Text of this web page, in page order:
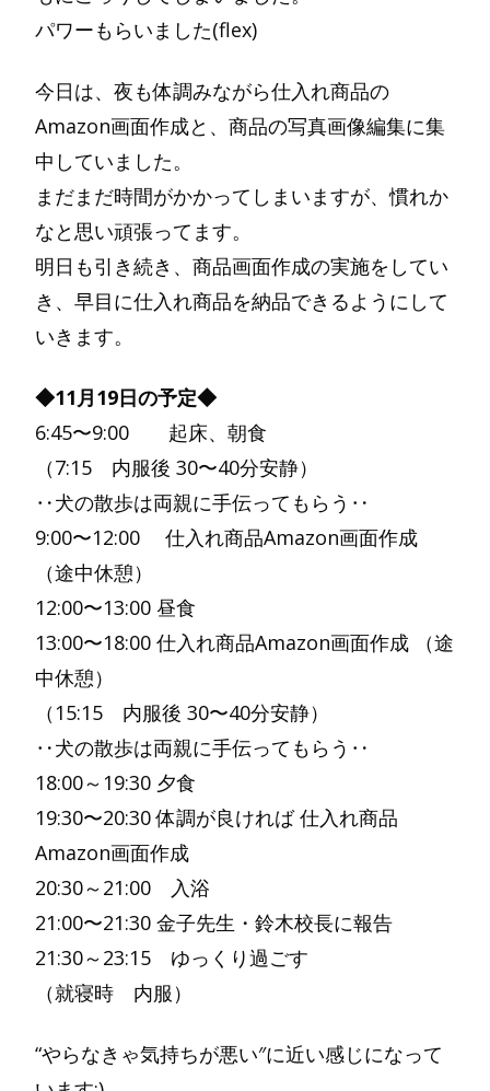
パワーもらいました(flex)
今日は、夜も体調みながら仕入れ商品の
Amazon画面作成と、商品の写真画像編集に集
中していました。
まだまだ時間がかかってしまいますが、慣れか
なと思い頑張ってます。
明日も引き続き、商品画面作成の実施をしてい
き、早目に仕入れ商品を納品できるようにして
いきます。
◆11月19日の予定◆
6:45〜9:00 起床、朝食
（7:15 内服後 30〜40分安静）
‥犬の散歩は両親に手伝ってもらう‥
9:00〜12:00 仕入れ商品Amazon画面作成
（途中休憩）
12:00〜13:00 昼食
13:00〜18:00 仕入れ商品Amazon画面作成 （途
中休憩）
（15:15 内服後 30〜40分安静）
‥犬の散歩は両親に手伝ってもらう‥
18:00～19:30 夕食
19:30〜20:30 体調が良ければ 仕入れ商品
Amazon画面作成
20:30～21:00 入浴
21:00〜21:30 金子先生・鈴木校長に報告
21:30～23:15 ゆっくり過ごす
（就寝時 内服）
“やらなきゃ気持ちが悪い″に近い感じになって